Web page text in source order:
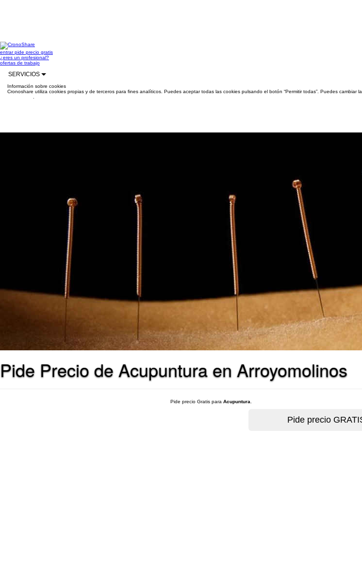
entrarpide precio gratis
¿eres un profesional?
ofertas de trabajo
SERVICIOS
Información sobre cookies
Cronoshare utiliza cookies propias y de terceros para fines analíticos. Puedes aceptar todas las cookies pulsando el botón “Permitir todas”. Puedes cambiar la
Pide Precio de Acupuntura en Arroyomolinos
Pide precio Gratis para Acupuntura